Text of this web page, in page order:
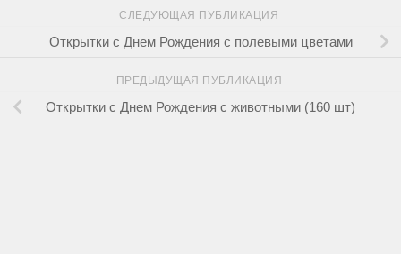
СЛЕДУЮЩАЯ ПУБЛИКАЦИЯ
Открытки с Днем Рождения с полевыми цветами
ПРЕДЫДУЩАЯ ПУБЛИКАЦИЯ
Открытки с Днем Рождения с животными (160 шт)